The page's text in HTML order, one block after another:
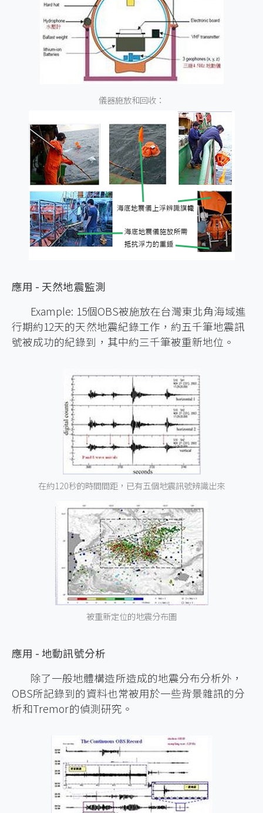
儀器施放和回收：
應用 - 天然地震監測
Example: 15個OBS被施放在台灣東北角海域進
行期約12天的天然地震紀錄工作，約五千筆地震訊
號被成功的紀錄到，其中約三千筆被重新地位。
在約120秒的時間間距，已有五個地震訊號辨識出來
被重新定位的地震分布圖
應用 - 地動訊號分析
除了一般地體構造所造成的地震分布分析外，
OBS所記錄到的資料也常被用於一些背景雜訊的分
析和Tremor的偵測研究。